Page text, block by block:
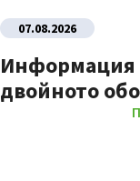
07.08.2026
Информация
двойното